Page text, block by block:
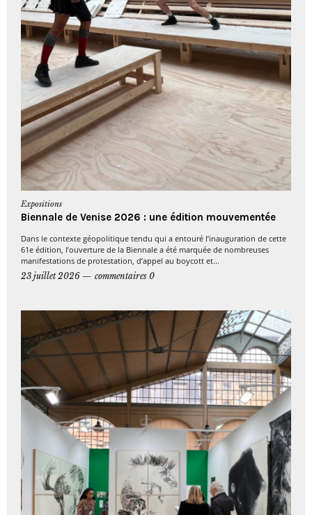
Expositions
Biennale de Venise 2026 : une édition mouvementée
Dans le contexte géopolitique tendu qui a entouré l’inauguration de cette
61e édition, l’ouverture de la Biennale a été marquée de nombreuses
manifestations de protestation, d’appel au boycott et...
23 juillet 2026
commentaires 0